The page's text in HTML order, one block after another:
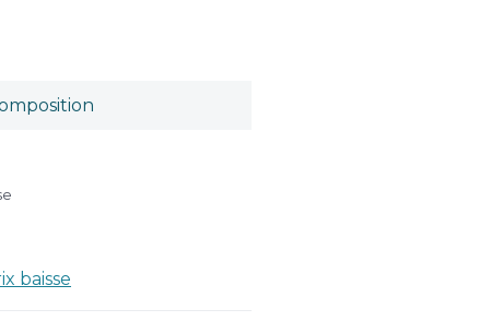
baisse